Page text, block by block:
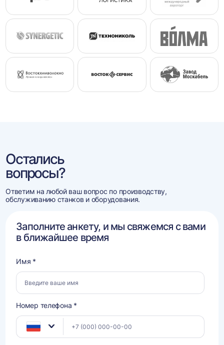
Остались
вопросы?
Ответим на любой ваш вопрос по производству,
обслуживанию станков и оборудования.
Заполните анкету, и мы свяжемся с вами
в ближайшее время
Имя *
Номер телефона *